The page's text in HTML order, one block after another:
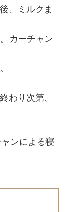
、ミルクま
カーチャン
わり次第、
ンによる寝